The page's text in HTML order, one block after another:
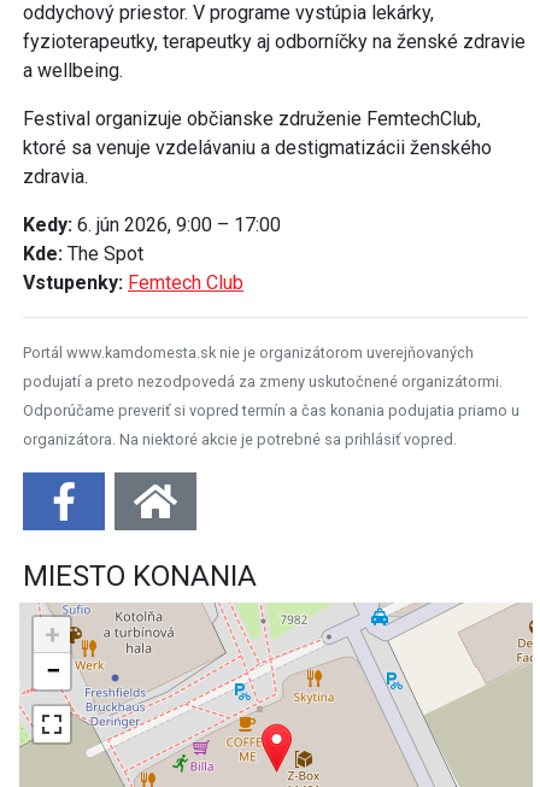
oddychový priestor. V programe vystúpia lekárky,
fyzioterapeutky, terapeutky aj odborníčky na ženské zdravie
a wellbeing.
Festival organizuje občianske združenie FemtechClub,
ktoré sa venuje vzdelávaniu a destigmatizácii ženského
zdravia.
Kedy: 6. jún 2026, 9:00 – 17:00
Kde: The Spot
Vstupenky: Femtech Club
Portál www.kamdomesta.sk nie je organizátorom uverejňovaných
podujatí a preto nezodpovedá za zmeny uskutočnené organizátormi.
Odporúčame preveriť si vopred termín a čas konania podujatia priamo u
organizátora. Na niektoré akcie je potrebné sa prihlásiť vopred.
MIESTO KONANIA
+
−